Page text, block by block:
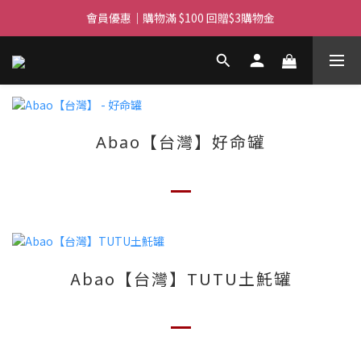
滿$450免費送貨上門 I 滿$350免運 順豐自取
滿$450免費送貨上門 I 滿$350免運 順豐自取
Whatsapp/Signal : 96659399
Abao【台灣】好命罐
Abao【台灣】TUTU土魠罐